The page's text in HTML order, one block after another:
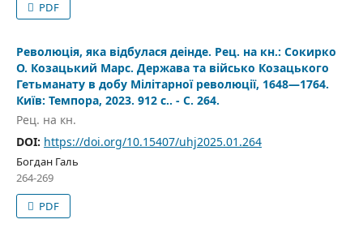
PDF
Революція, яка відбулася деінде. Рец. на кн.: Сокирко
O. Козацький Марс. Держава та військо Козацького
Гетьманату в добу Мілітарної революції, 1648—1764.
Київ: Темпора, 2023. 912 с.. - C. 264.
Рец. на кн.
DOI: https://doi.org/10.15407/uhj2025.01.264
Богдан Галь
264-269
PDF